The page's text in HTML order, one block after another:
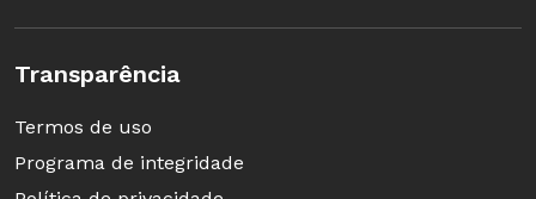
Transparência
Termos de uso
Programa de integridade